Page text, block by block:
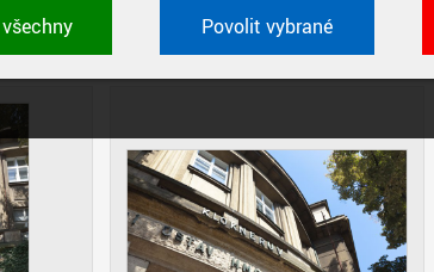
a identifikátorů relace. Jsou
vždy aktivní.
anonymizovaných statistických
naše aplikace. Zpravidla jde o cookies
těmto účelům využíváme.
Povolit vybrané
DIAPOZITIVY DLAŽDICE